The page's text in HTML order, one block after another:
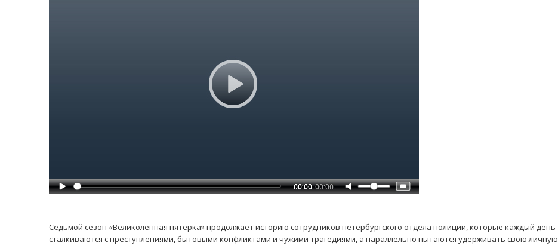
Седьмой сезон «Великолепная пятёрка» продолжает историю сотрудников петербургского отдела полиции, которые каждый день
сталкиваются с преступлениями, бытовыми конфликтами и чужими трагедиями, а параллельно пытаются удерживать свою личную